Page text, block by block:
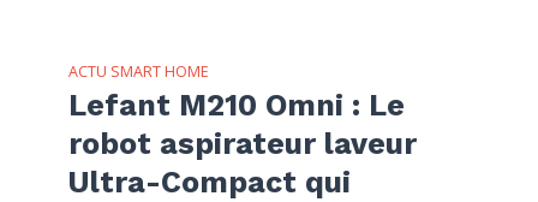
ACTU SMART HOME
Lefant M210 Omni : Le
robot aspirateur laveur
Ultra-Compact qui